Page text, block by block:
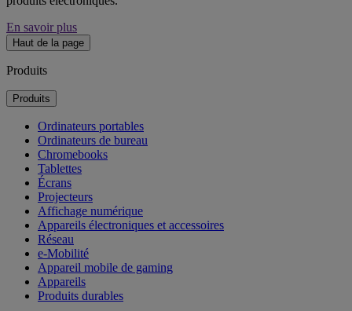
En savoir plus
Haut de la page
Produits
Produits
Ordinateurs portables
Ordinateurs de bureau
Chromebooks
Tablettes
Écrans
Projecteurs
Affichage numérique
Appareils électroniques et accessoires
Réseau
e-Mobilité
Appareil mobile de gaming
Appareils
Produits durables